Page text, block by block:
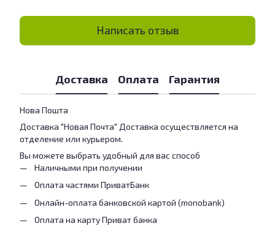
Написать отзыв
Доставка Оплата Гарантия
Нова Пошта
Доставка "Новая Почта" Доставка осуществляется на
отделение или курьером.
Вы можете выбрать удобный для вас способ
Наличными при получении
Оплата частями ПриватБанк
Онлайн-оплата банковской картой (monobank)
Оплата на карту Приват банка